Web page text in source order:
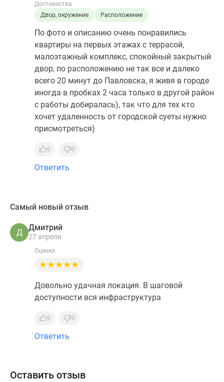
Достоинства
Двор, окружение
Расположение
По фото и описанию очень понравились
квартиры на первых этажах с террасой,
малоэтажный комплекс, спокойный закрытый
двор, по расположению не так все и далеко
всего 20 минут до Павловска, я живя в городе
иногда в пробках 2 часа только в другой район
с работы добиралась), так что для тех кто
хочет удаленность от городской суеты нужно
присмотреться)
0 0
Ответить
Самый новый отзыв
Д
Дмитрий
27 апреля
Оценка:
Довольно удачная локация. В шаговой
доступности вся инфраструктура
0 0
Ответить
Оставить отзыв